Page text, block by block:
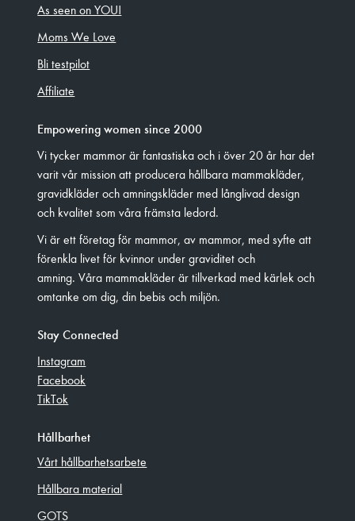
As seen on YOU!
Moms We Love
Bli testpilot
Affiliate
Empowering women since 2000
Vi tycker mammor är fantastiska och i över 20 år har det
varit vår mission att producera hållbara mammakläder,
gravidkläder och amningskläder med långlivad design
och kvalitet som våra främsta ledord.
Vi är ett företag för mammor, av mammor, med syfte att
förenkla livet för kvinnor under graviditet och
amning. Våra mammakläder är tillverkad med kärlek och
omtanke om dig, din bebis och miljön.
Stay Connected
Instagram
Facebook
TikTok
Hållbarhet
Vårt hållbarhetsarbete
Hållbara material
GOTS